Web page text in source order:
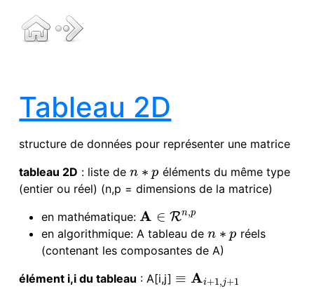
Tableau 2D
structure de données pour représenter une matrice
tableau 2D : liste den ∗ p
n∗ p
éléments du même type
(entier ou réel) (n,p = dimensions de la matrice)
en mathématique:A ∈ Rn,p
A∈Rn,p
en algorithmique: A tableau den ∗ p
n∗ p
réels
(contenant les composantes de A)
élément i,i du tableau : A[i,j] ≡ Ai+1,j+1
≡A i+1,j+1